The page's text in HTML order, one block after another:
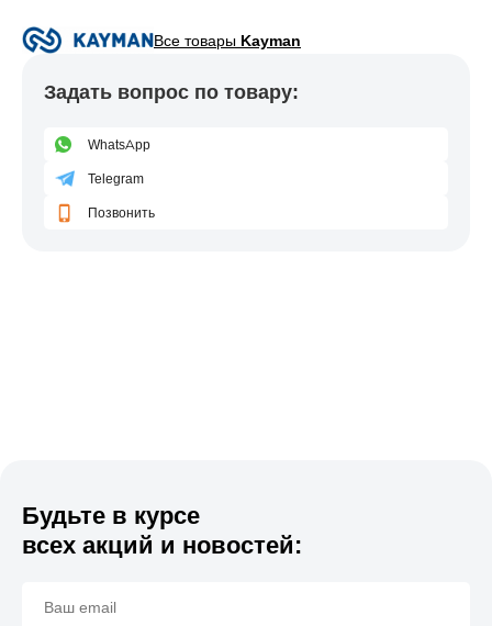
Все товары Kayman
Задать вопрос по товару:
WhatsApp
Telegram
Позвонить
Будьте в курсе
всех акций и новостей: